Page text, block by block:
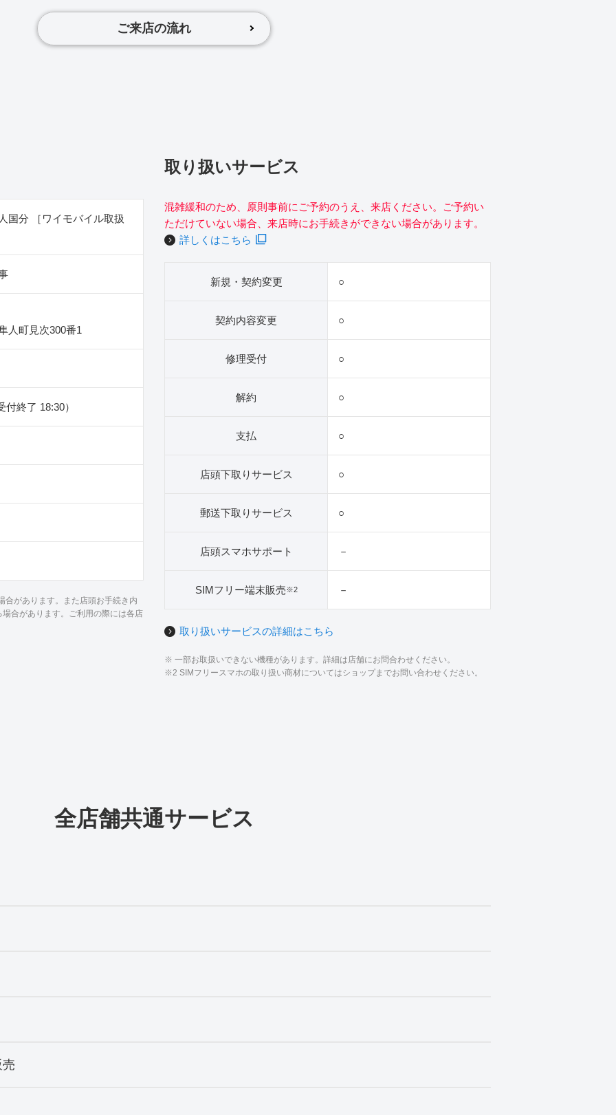
ご来店の流れ
国分 ［ワイモバイル取扱
人町見次300番1
付終了 18:30）
があります。また店頭お手続き内
合があります。ご利用の際には各店
取り扱いサービス
混雑緩和のため、原則事前にご予約のうえ、来店ください。ご予約い
ただけていない場合、来店時にお手続きができない場合があります。
詳しくはこちら
新規・契約変更 ○
契約内容変更 ○
修理受付 ○
解約 ○
支払 ○
店頭下取りサービス ○
郵送下取りサービス ○
店頭スマホサポート －
SIMフリー端末販売※2 －
取り扱いサービスの詳細はこちら
※ 一部お取扱いできない機種があります。詳細は店舗にお問合わせください。
※2 SIMフリースマホの取り扱い商材についてはショップまでお問い合わせください。
全店舗共通サービス